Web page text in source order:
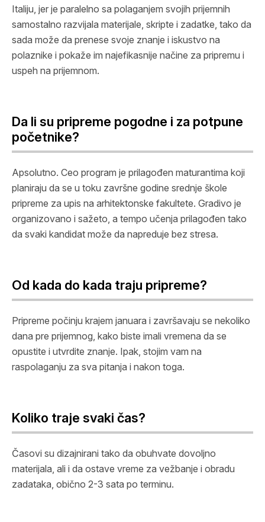
Italiju, jer je paralelno sa polaganjem svojih prijemnih
samostalno razvijala materijale, skripte i zadatke, tako da
sada može da prenese svoje znanje i iskustvo na
polaznike i pokaže im najefikasnije načine za pripremu i
uspeh na prijemnom.
Da li su pripreme pogodne i za potpune
početnike?
Apsolutno. Ceo program je prilagođen maturantima koji
planiraju da se u toku završne godine srednje škole
pripreme za upis na arhitektonske fakultete. Gradivo je
organizovano i sažeto, a tempo učenja prilagođen tako
da svaki kandidat može da napreduje bez stresa.
Od kada do kada traju pripreme?
Pripreme počinju krajem januara i završavaju se nekoliko
dana pre prijemnog, kako biste imali vremena da se
opustite i utvrdite znanje. Ipak, stojim vam na
raspolaganju za sva pitanja i nakon toga.
Koliko traje svaki čas?
Časovi su dizajnirani tako da obuhvate dovoljno
materijala, ali i da ostave vreme za vežbanje i obradu
zadataka, obično 2-3 sata po terminu.